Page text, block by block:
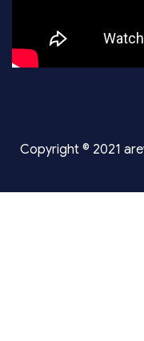
Copyright © 2021